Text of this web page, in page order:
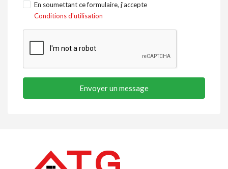
En soumettant ce formulaire, j'accepte
Conditions d'utilisation
Envoyer un message